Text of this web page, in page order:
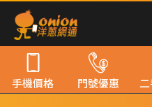
手機價格 門號優惠